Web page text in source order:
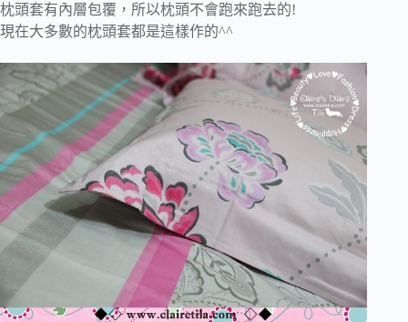
枕頭套有內層包覆，所以枕頭不會跑來跑去的!
現在大多數的枕頭套都是這樣作的^^